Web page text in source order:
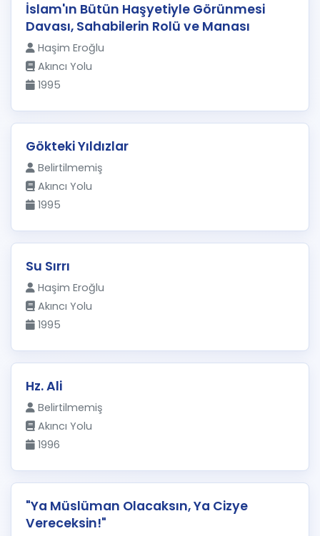
İslam'ın Bütün Haşyetiyle Görünmesi
Davası, Sahabilerin Rolü ve Manası
Haşim Eroğlu
Akıncı Yolu
1995
Gökteki Yıldızlar
Belirtilmemiş
Akıncı Yolu
1995
Su Sırrı
Haşim Eroğlu
Akıncı Yolu
1995
Hz. Ali
Belirtilmemiş
Akıncı Yolu
1996
"Ya Müslüman Olacaksın, Ya Cizye
Vereceksin!"